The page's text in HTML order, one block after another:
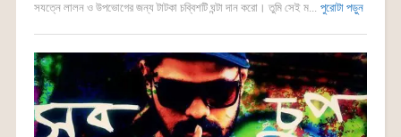
সযত্নে লালন ও উপভোগের জন্য টাটকা চব্বিশটি ঘন্টা দান করো। তুমি সেই ম... পুরোটা পড়ুন